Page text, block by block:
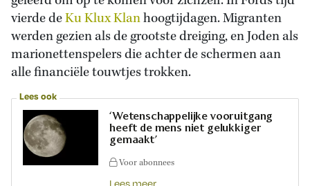
vierde deKu Klux Klanhoogtijdagen. Migranten
werden gezien als de grootste dreiging, en Joden als
marionettenspelers die achter de schermen aan
alle financiële touwtjes trokken.
Lees ook
‘Wetenschappelijke vooruitgang
heeft de mens niet gelukkiger
gemaakt’
Voor abonnees
Lees meer